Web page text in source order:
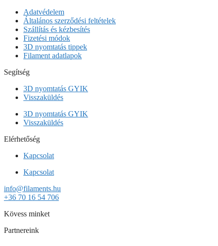
Adatvédelem
Általános szerződési feltételek
Szállítás és kézbesítés
Fizetési módok
3D nyomtatás tippek
Filament adatlapok
Segítség
3D nyomtatás GYIK
Visszaküldés
3D nyomtatás GYIK
Visszaküldés
Elérhetőség
Kapcsolat
Kapcsolat
info@filaments.hu
+36 70 16 54 706
Kövess minket
Partnereink